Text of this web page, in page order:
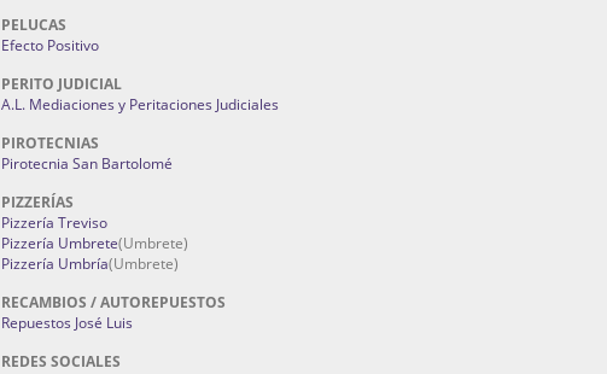
PELUCAS
Efecto Positivo
PERITO JUDICIAL
A.L. Mediaciones y Peritaciones Judiciales
PIROTECNIAS
Pirotecnia San Bartolomé
PIZZERÍAS
Pizzería Treviso
Pizzería Umbrete(Umbrete)
Pizzería Umbría(Umbrete)
RECAMBIOS / AUTOREPUESTOS
Repuestos José Luis
REDES SOCIALES